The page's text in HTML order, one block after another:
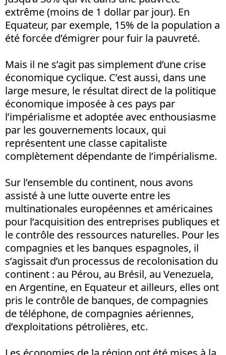
extrême (moins de 1 dollar par jour). En
Equateur, par exemple, 15% de la population a
été forcée d’émigrer pour fuir la pauvreté.
Mais il ne s’agit pas simplement d’une crise
économique cyclique. C’est aussi, dans une
large mesure, le résultat direct de la politique
économique imposée à ces pays par
l’impérialisme et adoptée avec enthousiasme
par les gouvernements locaux, qui
représentent une classe capitaliste
complètement dépendante de l’impérialisme.
Sur l’ensemble du continent, nous avons
assisté à une lutte ouverte entre les
multinationales européennes et américaines
pour l’acquisition des entreprises publiques et
le contrôle des ressources naturelles. Pour les
compagnies et les banques espagnoles, il
s’agissait d’un processus de recolonisation du
continent : au Pérou, au Brésil, au Venezuela,
en Argentine, en Equateur et ailleurs, elles ont
pris le contrôle de banques, de compagnies
de téléphone, de compagnies aériennes,
d’exploitations pétrolières, etc.